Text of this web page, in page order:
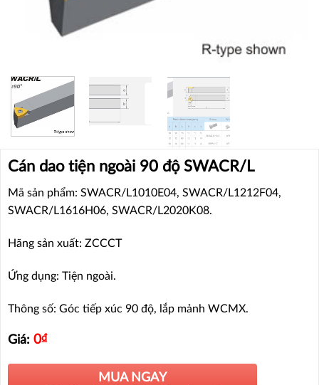
Cán dao tiện ngoài 90 độ SWACR/L
Mã sản phẩm: SWACR/L1010E04, SWACR/L1212F04,
SWACR/L1616H06, SWACR/L2020K08.
Hãng sản xuất: ZCCCT
Ứng dụng: Tiện ngoài.
Thông số: Góc tiếp xúc 90 độ, lắp mảnh WCMX.
Giá: 0₫
MUA NGAY